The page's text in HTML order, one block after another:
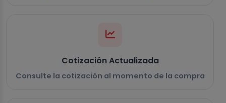
Cotización Actualizada
Consulte la cotización al momento de la compra